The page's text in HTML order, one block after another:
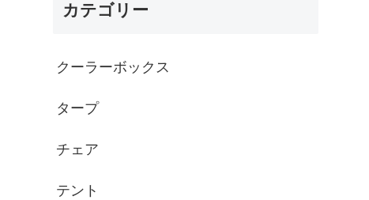
カテゴリー
クーラーボックス
タープ
チェア
テント